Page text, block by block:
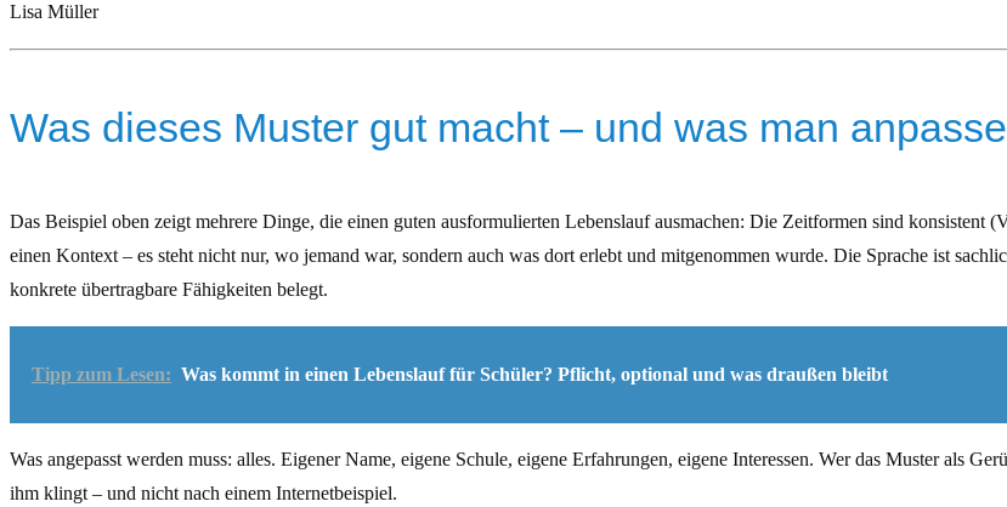
Lisa Müller
Was dieses Muster gut macht – und was man
Das Beispiel oben zeigt mehrere Dinge, die einen guten ausformulierten Lebenslauf ausmachen: Die Zeitformen sind konsistent
einen Kontext – es steht nicht nur, wo jemand war, sondern auch was dort erlebt und mitgenommen wurde. Die Sprache ist
konkrete übertragbare Fähigkeiten belegt.
Tipp zum Lesen: Was kommt in einen Lebenslauf für Schüler? Pflicht, optional und was draußen bleibt
Was angepasst werden muss: alles. Eigener Name, eigene Schule, eigene Erfahrungen, eigene Interessen. Wer das Muster als
ihm klingt – und nicht nach einem Internetbeispiel.